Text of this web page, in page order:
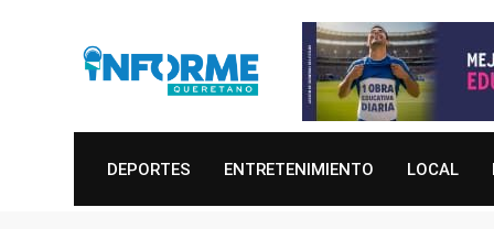
DEPORTES ENTRETENIMIENTO LOCAL